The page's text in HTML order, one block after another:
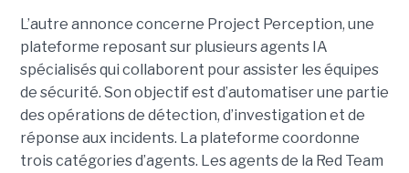
L’autre annonce concerne Project Perception, une
plateforme reposant sur plusieurs agents IA
spécialisés qui collaborent pour assister les équipes
de sécurité. Son objectif est d’automatiser une partie
des opérations de détection, d’investigation et de
réponse aux incidents. La plateforme coordonne
trois catégories d’agents. Les agents de la Red Team